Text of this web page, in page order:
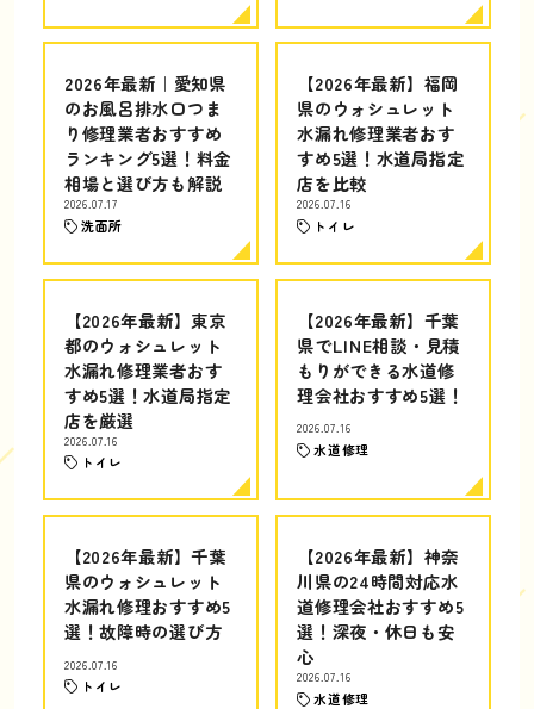
2026年最新｜愛知県
のお風呂排水口つま
り修理業者おすすめ
ランキング5選！料金
相場と選び方も解説
2026.07.17
洗面所
【2026年最新】福岡
県のウォシュレット
水漏れ修理業者おす
すめ5選！水道局指定
店を比較
2026.07.16
トイレ
【2026年最新】東京
都のウォシュレット
水漏れ修理業者おす
すめ5選！水道局指定
店を厳選
2026.07.16
トイレ
【2026年最新】千葉
県でLINE相談・見積
もりができる水道修
理会社おすすめ5選！
2026.07.16
水道修理
【2026年最新】千葉
県のウォシュレット
水漏れ修理おすすめ5
選！故障時の選び方
2026.07.16
トイレ
【2026年最新】神奈
川県の24時間対応水
道修理会社おすすめ5
選！深夜・休日も安
心
2026.07.16
水道修理